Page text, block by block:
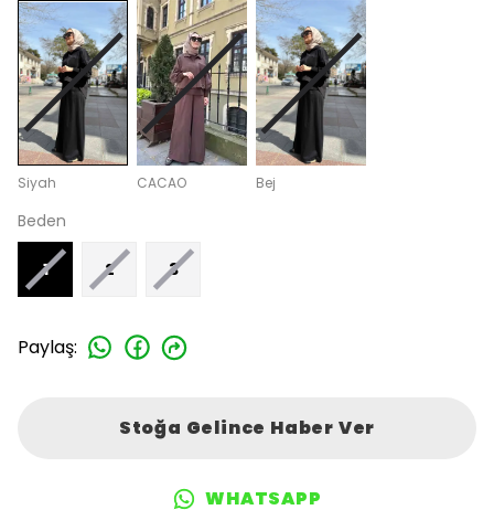
Siyah CACAO Bej
Beden
1 2 3
Paylaş:
Stoğa Gelince Haber Ver
WHATSAPP